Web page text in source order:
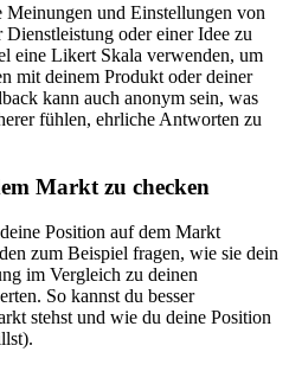
und Einstellungen von
oder einer Idee zu
eine Likert Skala verwenden, um
mit deinem Produkt oder deiner
kann auch anonym sein, was
fühlen, ehrliche Antworten zu
Markt zu checken
Position auf dem Markt
zum Beispiel fragen, wie sie dein
im Vergleich zu deinen
So kannst du besser
stehst und wie du deine Position